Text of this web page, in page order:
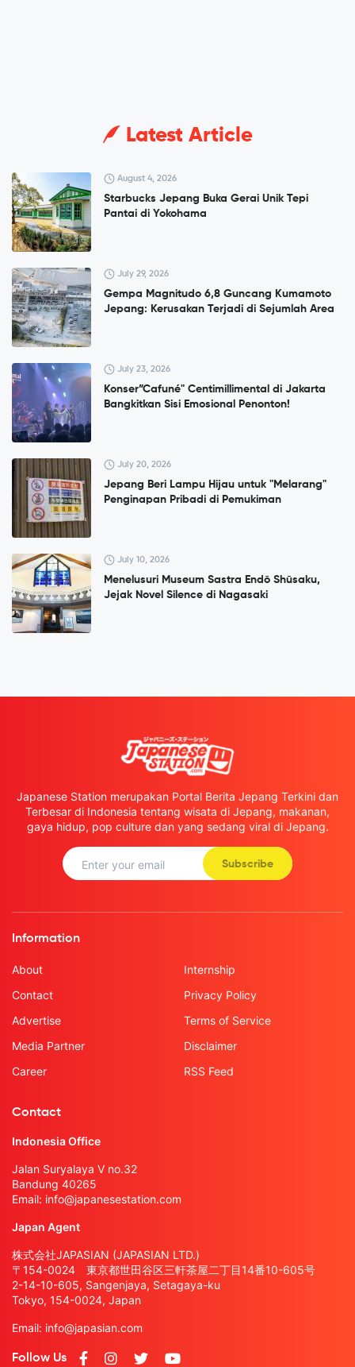
Latest Article
August 4, 2026
Starbucks Jepang Buka Gerai Unik Tepi
Pantai di Yokohama
July 29, 2026
Gempa Magnitudo 6,8 Guncang Kumamoto
Jepang: Kerusakan Terjadi di Sejumlah Area
July 23, 2026
Konser”Cafuné" Centimillimental di Jakarta
Bangkitkan Sisi Emosional Penonton!
July 20, 2026
Jepang Beri Lampu Hijau untuk "Melarang"
Penginapan Pribadi di Pemukiman
July 10, 2026
Menelusuri Museum Sastra Endō Shūsaku,
Jejak Novel Silence di Nagasaki
Japanese Station merupakan Portal Berita Jepang Terkini dan
Terbesar di Indonesia tentang wisata di Jepang, makanan,
gaya hidup, pop culture dan yang sedang viral di Jepang.
Subscribe
Information
About
Contact
Advertise
Media Partner
Career
Internship
Privacy Policy
Terms of Service
Disclaimer
RSS Feed
Contact
Indonesia Office
Jalan Suryalaya V no.32
Bandung 40265
Email: info@japanesestation.com
Japan Agent
株式会社JAPASIAN (JAPASIAN LTD.)
〒154-0024 東京都世田谷区三軒茶屋二丁目14番10-605号
2-14-10-605, Sangenjaya, Setagaya-ku
Tokyo, 154-0024, Japan
Email: info@japasian.com
Follow Us